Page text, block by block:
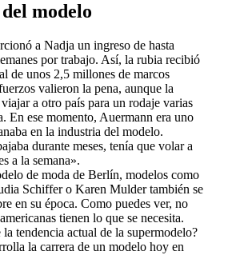
modelo
a Nadja un ingreso de hasta
por trabajo. Así, la rubia recibió
de unos 2,5 millones de marcos
valieron la pena, aunque la
a otro país para un rodaje varias
En ese momento, Auermann era uno
en la industria del modelo.
durante meses, tenía que volar a
a la semana».
de moda de Berlín, modelos como
Schiffer o Karen Mulder también se
en su época. Como puedes ver, no
tienen lo que se necesita.
la tendencia actual de la supermodelo?
la carrera de un modelo hoy en